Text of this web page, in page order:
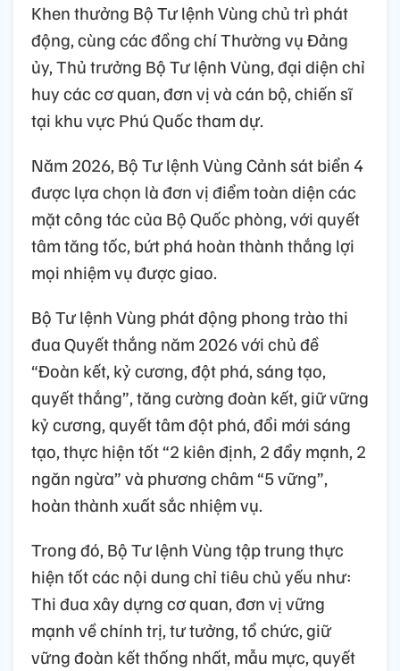
Khen thưởng Bộ Tư lệnh Vùng chủ trì phát
động, cùng các đồng chí Thường vụ Đảng
ủy, Thủ trưởng Bộ Tư lệnh Vùng, đại diện chỉ
huy các cơ quan, đơn vị và cán bộ, chiến sĩ
tại khu vực Phú Quốc tham dự.
Năm 2026, Bộ Tư lệnh Vùng Cảnh sát biển 4
được lựa chọn là đơn vị điểm toàn diện các
mặt công tác của Bộ Quốc phòng, với quyết
tâm tăng tốc, bứt phá hoàn thành thắng lợi
mọi nhiệm vụ được giao.
Bộ Tư lệnh Vùng phát động phong trào thi
đua Quyết thắng năm 2026 với chủ đề
“Đoàn kết, kỷ cương, đột phá, sáng tạo,
quyết thắng”, tăng cường đoàn kết, giữ vững
kỷ cương, quyết tâm đột phá, đổi mới sáng
tạo, thực hiện tốt “2 kiên định, 2 đẩy mạnh, 2
ngăn ngừa” và phương châm “5 vững”,
hoàn thành xuất sắc nhiệm vụ.
Trong đó, Bộ Tư lệnh Vùng tập trung thực
hiện tốt các nội dung chỉ tiêu chủ yếu như:
Thi đua xây dựng cơ quan, đơn vị vững
mạnh về chính trị, tư tưởng, tổ chức, giữ
vững đoàn kết thống nhất, mẫu mực, quyết